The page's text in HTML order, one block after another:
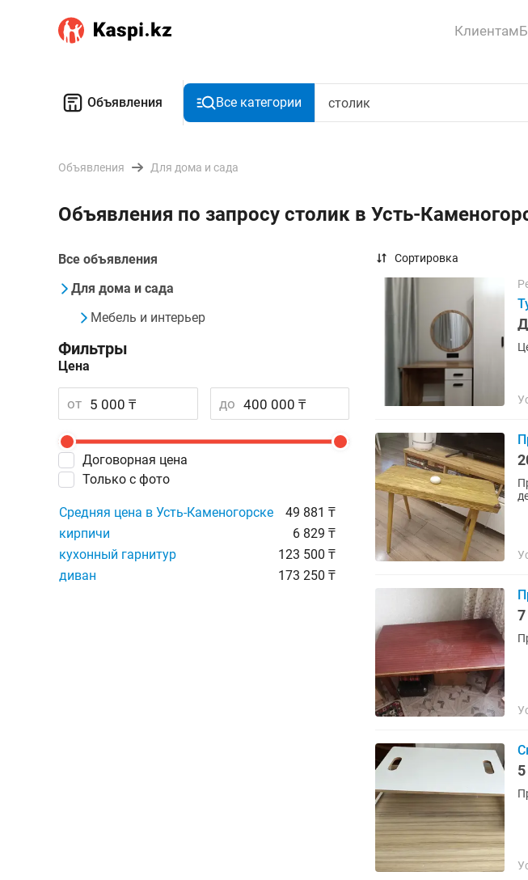
Клиентам
Объявления Все категории
Объявления Для дома и сада
Объявления по запросу столик в Усть-
Все объявления
Для дома и сада
Мебель и интерьер
Фильтры
Цена
от до
Договорная цена
Только с фото
Средняя цена в Усть-Каменогорске
49 881 ₸
кирпичи
6 829 ₸
кухонный гарнитур
123 500 ₸
диван
173 250 ₸
Сортировка